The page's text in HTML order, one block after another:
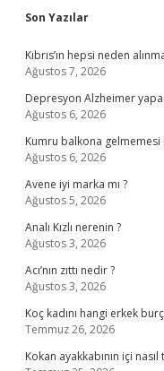
Sidebar
Son Yazılar
Kıbrıs’ın hepsi neden
Ağustos 7, 2026
Depresyon Alzheimer
Ağustos 6, 2026
Kumru balkona gelmemesi
Ağustos 6, 2026
Avene iyi marka mı ?
Ağustos 5, 2026
Analı Kızlı nerenin ?
Ağustos 3, 2026
Acı’nın zıttı nedir ?
Ağustos 3, 2026
Koç kadını hangi erkek
Temmuz 26, 2026
Kokan ayakkabının içi